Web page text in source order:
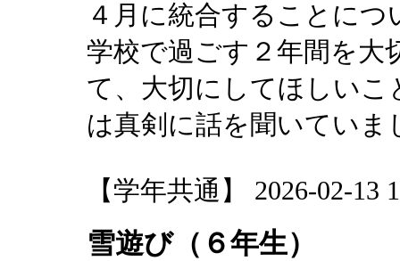
４月に統合することに
学校で過ごす２年間を大
て、大切にしてほしい
は真剣に話を聞いていま
【学年共通】 2026-02-13
雪遊び（６年生）